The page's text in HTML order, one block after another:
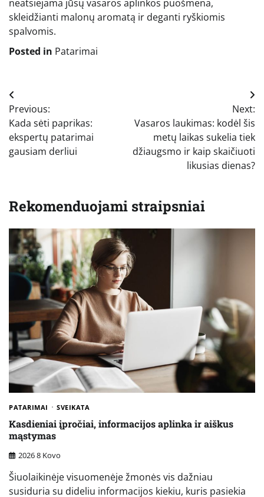
neatsiejama jūsų vasaros aplinkos puošmena,
skleidžianti malonų aromatą ir deganti ryškiomis
spalvomis.
Posted in Patarimai
Navigacija
tarp
įrašų
Previous:
Kada sėti paprikas:
ekspertų patarimai
gausiam derliui
Next:
Vasaros laukimas: kodėl šis
metų laikas sukelia tiek
džiaugsmo ir kaip skaičiuoti
likusias dienas?
Rekomenduojami straipsniai
PATARIMAI SVEIKATA
Kasdieniai įpročiai, informacijos aplinka ir aiškus
mąstymas
2026 8 Kovo
Šiuolaikinėje visuomenėje žmonės vis dažniau
susiduria su dideliu informacijos kiekiu, kuris pasiekia